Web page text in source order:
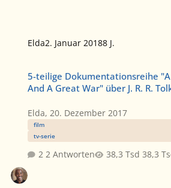
Elda2. Januar 20188 J.
5-teilige Dokumentationsreihe
And A Great War" über J. R. R.
Elda,20. Dezember 2017
film
tv-serie
2 Antworten 38,3